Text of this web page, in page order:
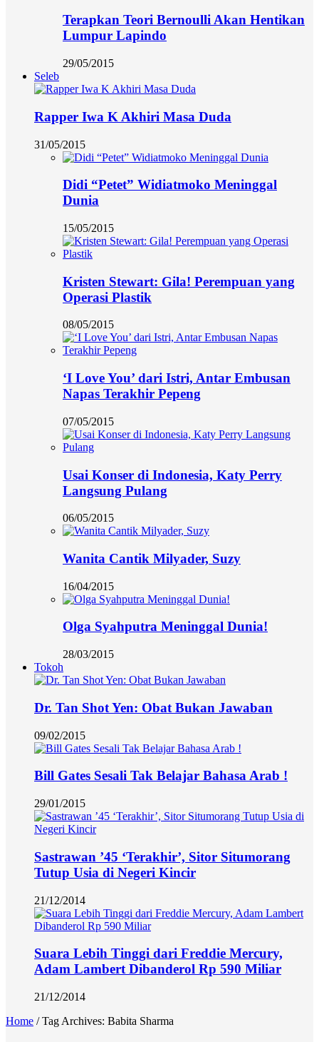
Terapkan Teori Bernoulli Akan Hentikan
Lumpur Lapindo
29/05/2015
Seleb
Rapper Iwa K Akhiri Masa Duda
31/05/2015
Didi “Petet” Widiatmoko Meninggal
Dunia
15/05/2015
Kristen Stewart: Gila! Perempuan yang
Operasi Plastik
08/05/2015
‘I Love You’ dari Istri, Antar Embusan
Napas Terakhir Pepeng
07/05/2015
Usai Konser di Indonesia, Katy Perry
Langsung Pulang
06/05/2015
Wanita Cantik Milyader, Suzy
16/04/2015
Olga Syahputra Meninggal Dunia!
28/03/2015
Tokoh
Dr. Tan Shot Yen: Obat Bukan Jawaban
09/02/2015
Bill Gates Sesali Tak Belajar Bahasa Arab !
29/01/2015
Sastrawan ’45 ‘Terakhir’, Sitor Situmorang
Tutup Usia di Negeri Kincir
21/12/2014
Suara Lebih Tinggi dari Freddie Mercury,
Adam Lambert Dibanderol Rp 590 Miliar
21/12/2014
Home / Tag Archives: Babita Sharma